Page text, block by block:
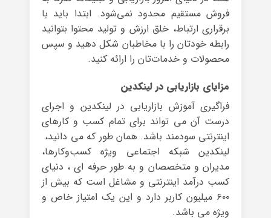
فروش مستقیم محدود نمی‌شود. ابتدا باید با
برقراری ارتباط، خلق ارزش و تولید محتوا بتوانید
رابطه خودتان را با مخاطبان شکل دهید و سپس
محصولات و خدمات‌تان را ارائه کنید.
مزایای بازاریابی در لینکدین
فراگیری آموزش بازاریابی در لینکدین و اجرای
درست آن می تواند برای تمام کسب و کارهای
اینترنتی سودمند باشد. همان طور که می دانید،
لینکدین شبکه اجتماعی ویژه کسب‌وکارها،
مدیران و متخصصان و به طور حرفه ای ، دنیای
کسب درآمد اینترنتی و مشاغل است که بیش از
۶۰۰ میلیون کاربر دارد و این یک امتیاز خاص و
ویژه می باشد.